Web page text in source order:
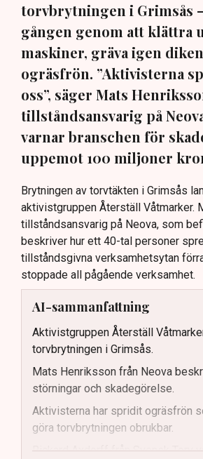
torvbrytningen i Grimsås
gången genom att klättra
maskiner, gräva igen
ogräsfrön. ”Aktivisterna
oss”, säger Mats
tillståndsansvarig på
varnar branschen för
uppemot 100 miljoner
Brytningen av torvtäkten i Grimsås
aktivistgruppen Återställ Våtmarker.
tillståndsansvarig på Neova, som
beskriver hur ett 40-tal personer
tillståndsgivna verksamhetsytan
stoppade all pågående verksamhet.
AI-sammanfattning
Aktivistgruppen Återställ
torvbrytningen i Grimsås.
Mats Henriksson från Neova
störningar och skadegörelse.
Aktivisterna har spridit ogräsfrön
göra torvbrytningen obrukbar.
Rickard Axdorff från Svensk Torv